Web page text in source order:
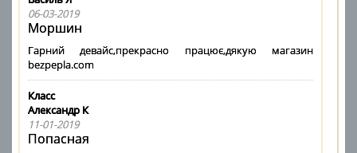
06-03-2019
Моршин
Гарний девайс,прекрасно працює,дякую магазин
bezpepla.com
Класс
Александр К
11-01-2019
Попасная